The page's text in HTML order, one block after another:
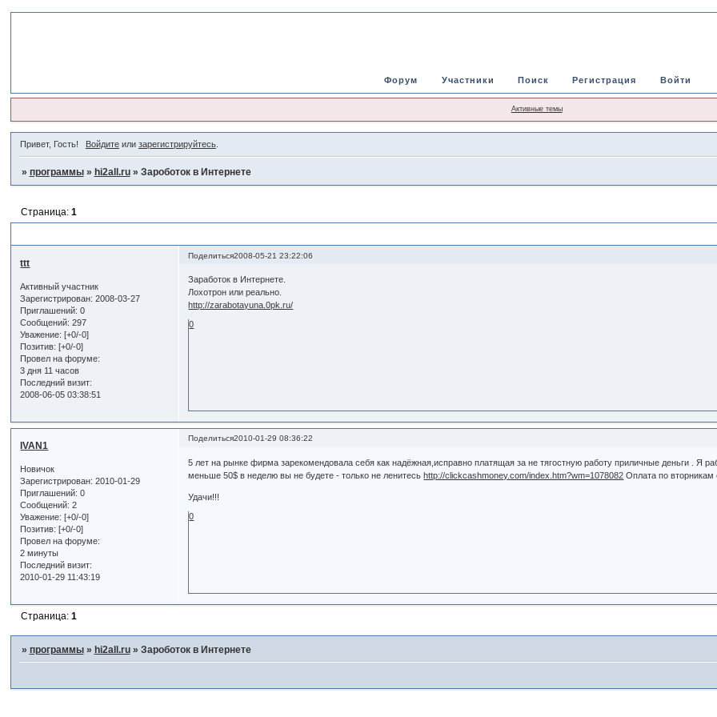
Форум Участники Поиск Регистрация Войти
Активные темы
Привет, Гость! Войдитеили зарегистрируйтесь.
» программы » hi2all.ru » Зароботок в Интернете
Страница: 1
Поделиться2008-05-21 23:22:06
ttt
Активный участник
Зарегистрирован: 2008-03-27
Приглашений: 0
Сообщений: 297
Уважение: [+0/-0]
Позитив: [+0/-0]
Провел на форуме:
3 дня 11 часов
Последний визит:
2008-06-05 03:38:51
Заработок в Интернете.
Лохотрон или реально.
http://zarabotayuna.0pk.ru/
0
Поделиться2010-01-29 08:36:22
IVAN1
Новичок
Зарегистрирован: 2010-01-29
Приглашений: 0
Сообщений: 2
Уважение: [+0/-0]
Позитив: [+0/-0]
Провел на форуме:
2 минуты
Последний визит:
2010-01-29 11:43:19
5 лет на рынке фирма зарекомендовала себя как надёжная,исправно платящая за не тягостную работу приличные деньги . Я
меньше 50$ в неделю вы не будете - только не ленитесьhttp://clickcashmoney.com/index.htm?wm=1078082 Оплата по вторникам
Удачи!!!
0
Страница: 1
» программы » hi2all.ru » Зароботок в Интернете